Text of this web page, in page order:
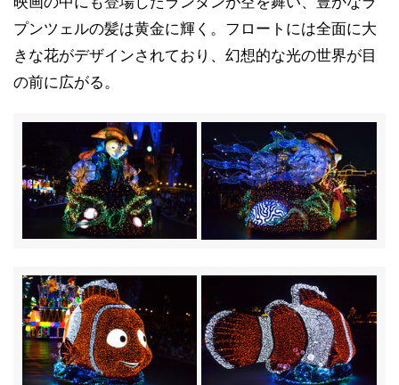
プンツェルの髪は黄金に輝く。フロートには全面に大
きな花がデザインされており、幻想的な光の世界が目
の前に広がる。